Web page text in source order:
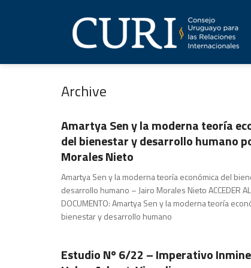
Archive
Publicaciones
Amartya Sen y la moderna teoría
del bienestar y desarrollo humano
Morales Nieto
Amartya Sen y la moderna teoría económica del
desarrollo humano – Jairo Morales Nieto ACCEDER AL
DOCUMENTO: Amartya Sen y la moderna teoría
bienestar y desarrollo humano
Estudio Nº 6/22 – Imperativo